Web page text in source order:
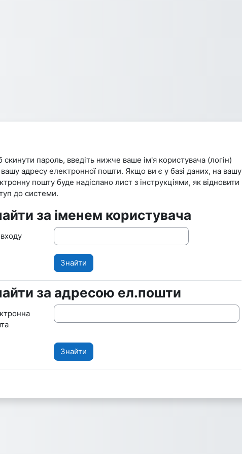
пароль, введіть нижче ваше ім'я користувача (логін)
адресу електронної пошти. Якщо ви є у базі даних, на вашу
пошту буде надіслано лист з інструкціями, як відновити
до системи.
за іменем користувача
за іменем користувача
входу
за адресою ел.пошти
за адресою ел.пошти